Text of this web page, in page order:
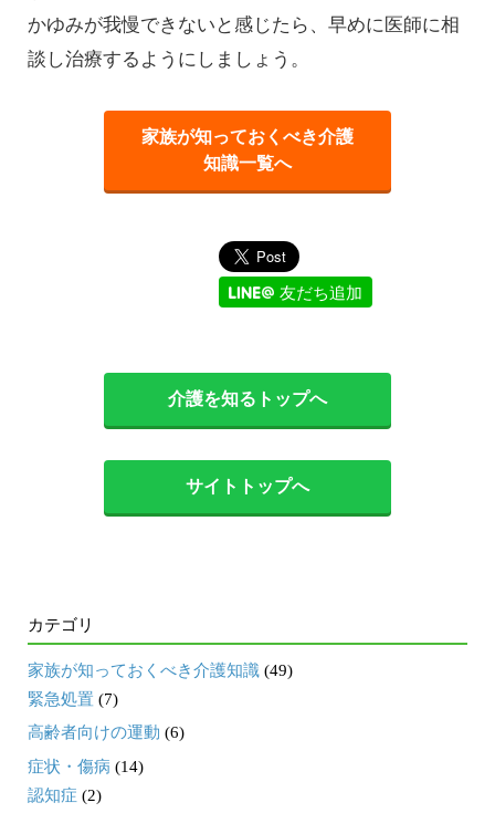
かゆみが我慢できないと感じたら、早めに医師に相
談し治療するようにしましょう。
家族が知っておくべき介護
知識一覧へ
友だち追加
介護を知るトップへ
サイトトップへ
カテゴリ
家族が知っておくべき介護知識 (49)
緊急処置 (7)
高齢者向けの運動 (6)
症状・傷病 (14)
認知症 (2)